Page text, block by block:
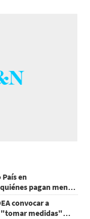
País en
pagan menos
convocar a
"tomar medidas"